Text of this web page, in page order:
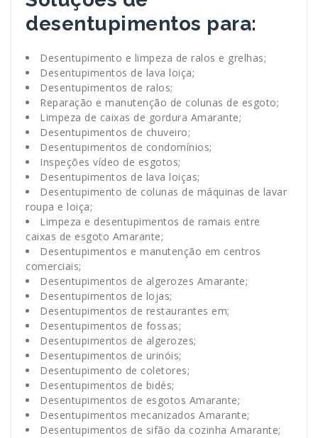
desentupimentos para:
Desentupimento e limpeza de ralos e grelhas;
Desentupimentos de lava loiça;
Desentupimentos de ralos;
Reparação e manutenção de colunas de esgoto;
Limpeza de caixas de gordura Amarante;
Desentupimentos de chuveiro;
Desentupimentos de condomínios;
Inspeções vídeo de esgotos;
Desentupimentos de lava loiças;
Desentupimento de colunas de máquinas de lavar
roupa e loiça;
Limpeza e desentupimentos de ramais entre
caixas de esgoto Amarante;
Desentupimentos e manutenção em centros
comerciais;
Desentupimentos de algerozes Amarante;
Desentupimentos de lojas;
Desentupimentos de restaurantes em;
Desentupimentos de fossas;
Desentupimentos de algerozes;
Desentupimentos de urinóis;
Desentupimento de coletores;
Desentupimentos de bidés;
Desentupimentos de esgotos Amarante;
Desentupimentos mecanizados Amarante;
Desentupimentos de sifão da cozinha Amarante;